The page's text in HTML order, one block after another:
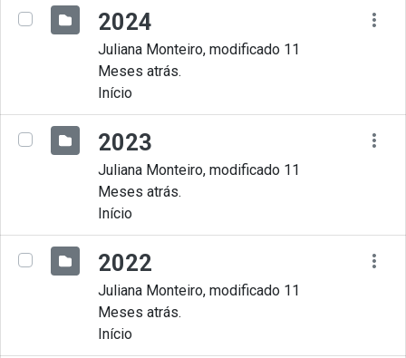
2024
Juliana Monteiro, modificado 11
Meses atrás.
Início
2023
Juliana Monteiro, modificado 11
Meses atrás.
Início
2022
Juliana Monteiro, modificado 11
Meses atrás.
Início